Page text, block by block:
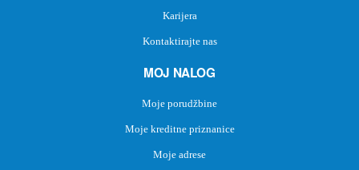
Karijera
Kontaktirajte nas
MOJ NALOG
Moje porudžbine
Moje kreditne priznanice
Moje adrese